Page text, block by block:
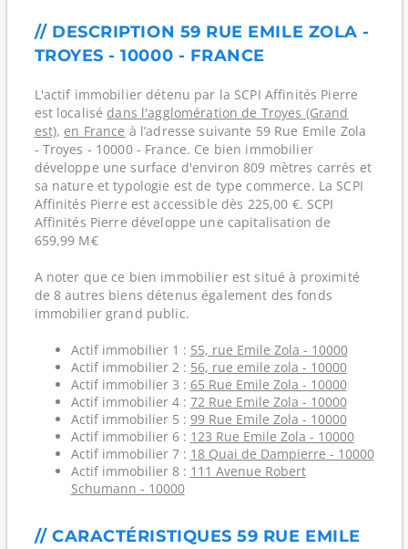
// DESCRIPTION 59 RUE EMILE ZOLA -
TROYES - 10000 - FRANCE
L'actif immobilier détenu par la SCPI Affinités Pierre
est localisé dans l'agglomération de Troyes (Grand
est), en France à l’adresse suivante 59 Rue Emile Zola
- Troyes - 10000 - France. Ce bien immobilier
développe une surface d'environ 809 mètres carrés et
sa nature et typologie est de type commerce. La SCPI
Affinités Pierre est accessible dès 225,00 €. SCPI
Affinités Pierre développe une capitalisation de
659,99 M€
A noter que ce bien immobilier est situé à proximité
de 8 autres biens détenus également des fonds
immobilier grand public.
Actif immobilier 1 : 55, rue Emile Zola - 10000
Actif immobilier 2 : 56, rue emile zola - 10000
Actif immobilier 3 : 65 Rue Emile Zola - 10000
Actif immobilier 4 : 72 Rue Emile Zola - 10000
Actif immobilier 5 : 99 Rue Emile Zola - 10000
Actif immobilier 6 : 123 Rue Emile Zola - 10000
Actif immobilier 7 : 18 Quai de Dampierre - 10000
Actif immobilier 8 : 111 Avenue Robert
Schumann - 10000
// CARACTÉRISTIQUES 59 RUE EMILE